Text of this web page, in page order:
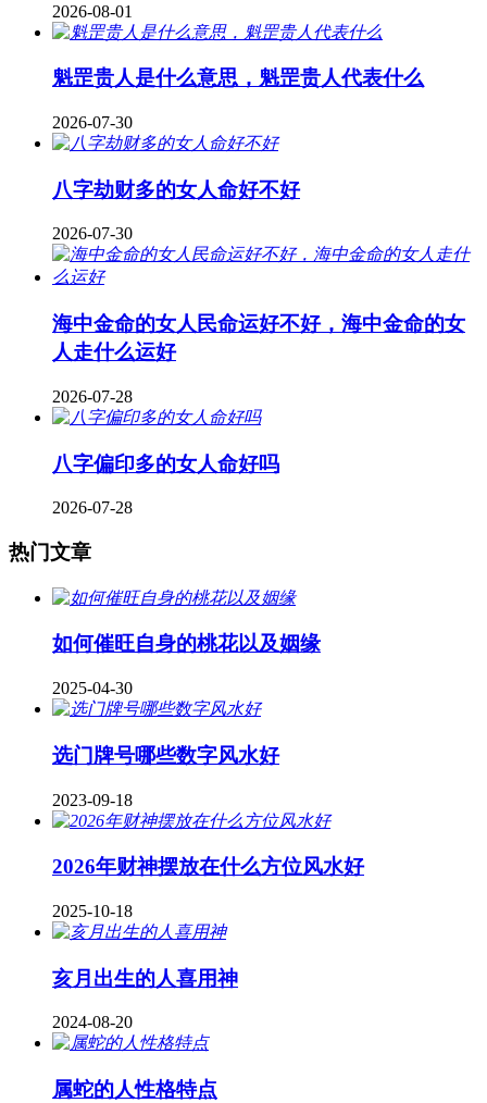
2026-08-01
魁罡贵人是什么意思，魁罡贵人代表什么
2026-07-30
八字劫财多的女人命好不好
2026-07-30
海中金命的女人民命运好不好，海中金命的女
人走什么运好
2026-07-28
八字偏印多的女人命好吗
2026-07-28
热门文章
如何催旺自身的桃花以及姻缘
2025-04-30
​选门牌号哪些数字风水好
2023-09-18
2026年财神摆放在什么方位风水好
2025-10-18
亥月出生的人喜用神
2024-08-20
属蛇的人性格特点